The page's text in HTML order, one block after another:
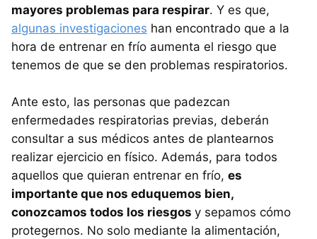
mayores problemas para respirar. Y es que,
algunas investigaciones han encontrado que a la
hora de entrenar en frío aumenta el riesgo que
tenemos de que se den problemas respiratorios.
Ante esto, las personas que padezcan
enfermedades respiratorias previas, deberán
consultar a sus médicos antes de plantearnos
realizar ejercicio en físico. Además, para todos
aquellos que quieran entrenar en frío, es
importante que nos eduquemos bien,
conozcamos todos los riesgos y sepamos cómo
protegernos. No solo mediante la alimentación,